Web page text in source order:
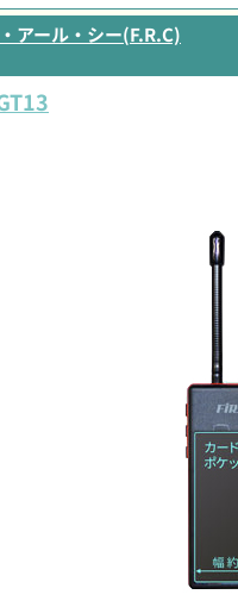
アール・シー(F.R.C)